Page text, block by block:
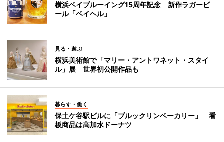
横浜ベイブルーイング15周年記念 新作ラガービ
ール「ベイヘル」
見る・遊ぶ
横浜美術館で「マリー・アントワネット・スタイ
ル」展 世界初公開作品も
暮らす・働く
保土ケ谷駅ビルに「ブルックリンベーカリー」 看
板商品は高加水ドーナツ